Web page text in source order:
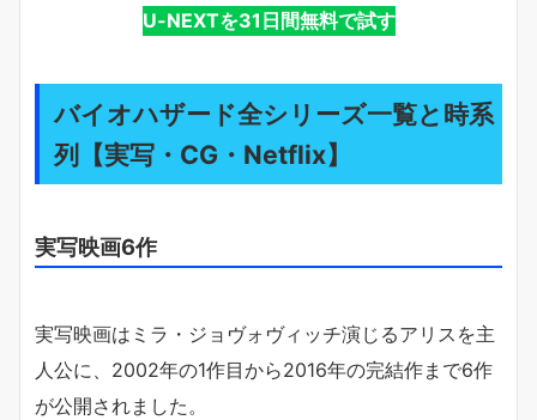
U-NEXTを31日間無料で試す
バイオハザード全シリーズ一覧と時系
列【実写・CG・Netflix】
実写映画6作
実写映画はミラ・ジョヴォヴィッチ演じるアリスを主
人公に、2002年の1作目から2016年の完結作まで6作
が公開されました。